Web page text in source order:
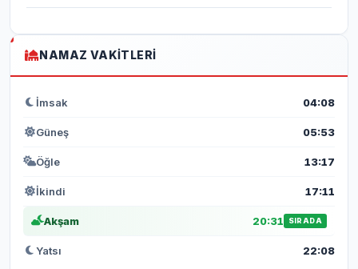
NAMAZ VAKITLERI
İmsak 04:08
Güneş 05:53
Öğle 13:17
İkindi 17:11
Akşam 20:31 SIRADA
Yatsı 22:08